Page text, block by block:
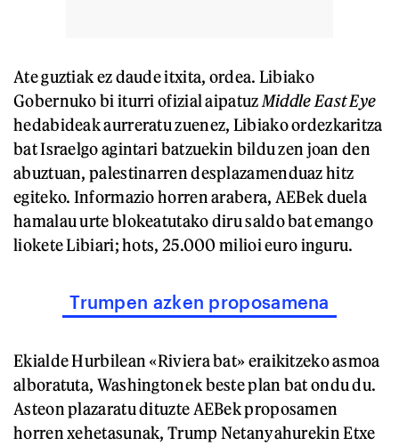
Ate guztiak ez daude itxita, ordea. Libiako
Gobernuko bi iturri ofizial aipatuz Middle East Eye
hedabideak aurreratu zuenez, Libiako ordezkaritza
bat Israelgo agintari batzuekin bildu zen joan den
abuztuan, palestinarren desplazamenduaz hitz
egiteko. Informazio horren arabera, AEBek duela
hamalau urte blokeatutako diru saldo bat emango
liokete Libiari; hots, 25.000 milioi euro inguru.
Trumpen azken proposamena
Ekialde Hurbilean «Riviera bat» eraikitzeko asmoa
alboratuta, Washingtonek beste plan bat ondu du.
Asteon plazaratu dituzte AEBek proposamen
horren xehetasunak, Trump Netanyahurekin Etxe